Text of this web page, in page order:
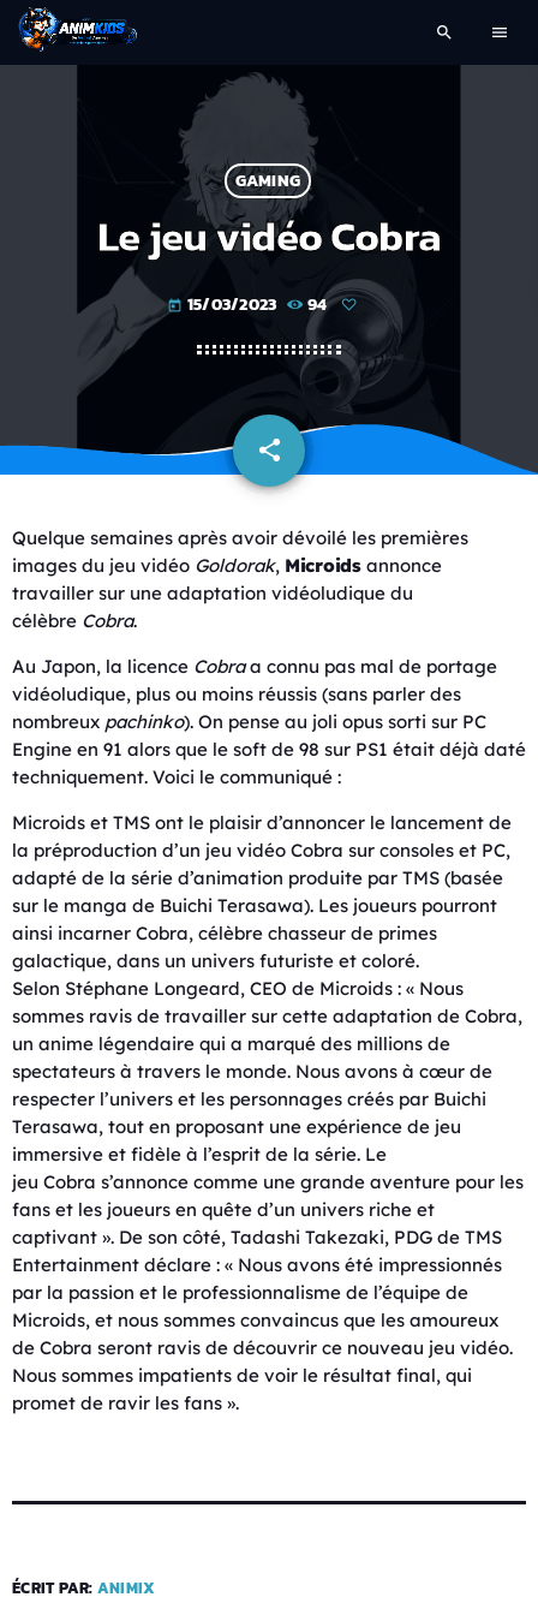
search menu
GAMING
Le jeu vidéo Cobra
today 15/03/2023 94
share
email
Quelque semaines après avoir dévoilé les premières
images du jeu vidéo Goldorak, Microidsannonce
travailler sur une adaptation vidéoludique du
célèbre Cobra.
Au Japon, la licence Cobraa connu pas mal de portage
vidéoludique, plus ou moins réussis (sans parler des
nombreux pachinko). On pense au joli opus sorti sur PC
Engine en 91 alors que le soft de 98 sur PS1 était déjà daté
techniquement. Voici le communiqué :
Microids et TMS ont le plaisir d’annoncer le lancement de
la préproduction d’un jeu vidéo Cobra sur consoles et PC,
adapté de la série d’animation produite par TMS (basée
sur le manga de Buichi Terasawa). Les joueurs pourront
ainsi incarner Cobra, célèbre chasseur de primes
galactique, dans un univers futuriste et coloré.
Selon Stéphane Longeard, CEO de Microids : « Nous
sommes ravis de travailler sur cette adaptation de Cobra,
un anime légendaire qui a marqué des millions de
spectateurs à travers le monde. Nous avons à cœur de
respecter l’univers et les personnages créés par Buichi
Terasawa, tout en proposant une expérience de jeu
immersive et fidèle à l’esprit de la série. Le
jeu Cobra s’annonce comme une grande aventure pour les
fans et les joueurs en quête d’un univers riche et
captivant ». De son côté, Tadashi Takezaki, PDG de TMS
Entertainment déclare : « Nous avons été impressionnés
par la passion et le professionnalisme de l’équipe de
Microids, et nous sommes convaincus que les amoureux
de Cobra seront ravis de découvrir ce nouveau jeu vidéo.
Nous sommes impatients de voir le résultat final, qui
promet de ravir les fans ».
ÉCRIT PAR: ANIMIX